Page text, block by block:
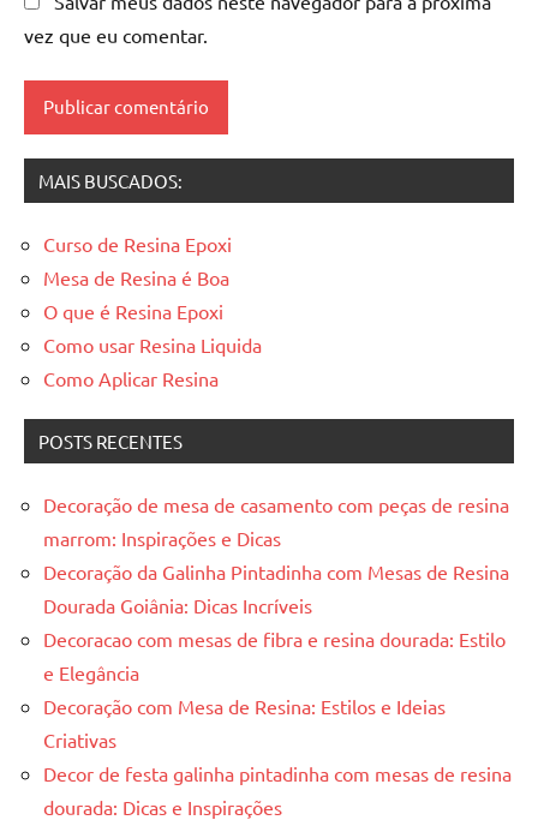
mesas
resinadas
vez que eu comentar.
MAIS BUSCADOS:
Curso de Resina Epoxi
Mesa de Resina é Boa
O que é Resina Epoxi
Como usar Resina Liquida
Como Aplicar Resina
POSTS RECENTES
Decoração de mesa de casamento com peças de resina
marrom: Inspirações e Dicas
Decoração da Galinha Pintadinha com Mesas de Resina
Dourada Goiânia: Dicas Incríveis
Decoracao com mesas de fibra e resina dourada: Estilo
e Elegância
Decoração com Mesa de Resina: Estilos e Ideias
Criativas
Decor de festa galinha pintadinha com mesas de resina
dourada: Dicas e Inspirações